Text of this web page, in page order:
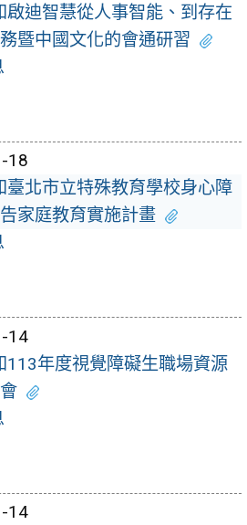
啟迪智慧從人事智能、到存在
暨中國文化的會通研習
18
臺北市立特殊教育學校身心障
家庭教育實施計畫
14
113年度視覺障礙生職場資源
14